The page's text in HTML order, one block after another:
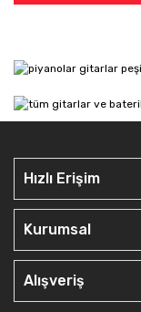
Hızlı Erişim
Kurumsal
Alışveriş